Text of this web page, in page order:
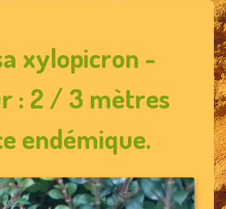
xylopicron -
: 2 / 3 mètres
endémique.